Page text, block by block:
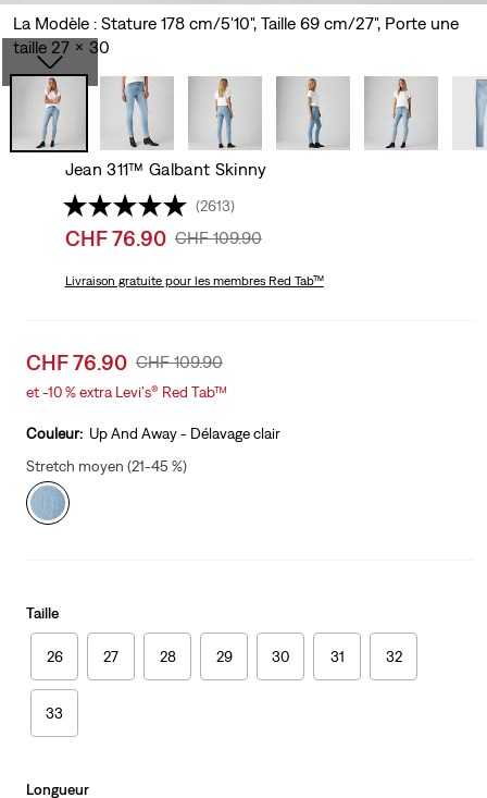
La Modèle : Stature 178 cm/5'10", Taille 69 cm/27", Porte une
taille 27 x 30
Jean 311™ Galbant Skinny
(2613)
Sale
is
CHF 76.90 Original
Was
CHF 109.90
Livraison gratuitepour les membres Red Tab™
Sale
price
CHF 76.90 Original
Price
CHF 109.90
et -10 % extra Levi's® Red Tab™
Couleur: Up And Away - Délavage clair
Stretch moyen (21-45 %)
Taille
26 27 28 29 30 31 32
33
Longueur